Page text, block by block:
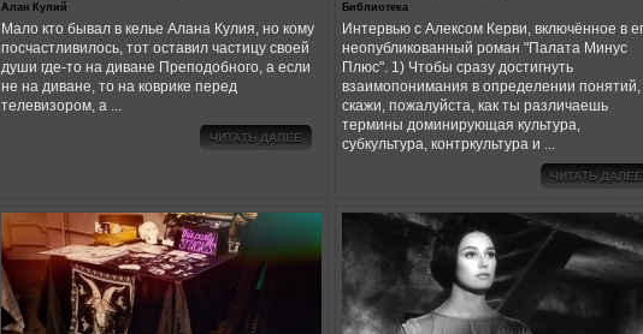
Алан Кулий
Мало кто бывал в келье Алана Кулия, но кому
посчастливилось, тот оставил частицу своей
души где-то на диване Преподобного, а если
не на диване, то на коврике перед
телевизором, а ...
ЧИТАТЬ ДАЛЕЕ
Библиотека
Интервью с Алексом Керви, включённое в
неопубликованный роман "Палата Минус
Плюс". 1) Чтобы сразу достигнуть
взаимопонимания в определении понятий,
скажи, пожалуйста, как ты различаешь
термины доминирующая культура,
субкультура, контркультура и ...
ЧИТАТЬ ДАЛЕЕ